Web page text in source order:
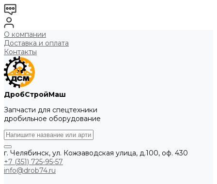
О компании
Доставка и оплата
Контакты
ДробСтройМаш
Запчасти для спецтехники
дробильное оборудование
г. Челябинск, ул. Кожзаводская улица, д.100, оф. 430
+7 (351) 725-95-57
info@drob74.ru